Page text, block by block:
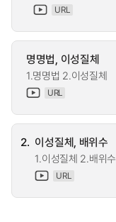
URL
명명법, 이성질체
1.명명법 2.이성질체
URL
2. 이성질체, 배위수
1.이성질체 2.배위수
URL